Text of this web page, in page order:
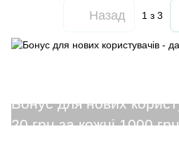
Назад 1 з 3